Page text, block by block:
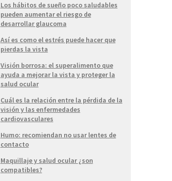
Los hábitos de sueño poco saludables
pueden aumentar el riesgo de
desarrollar glaucoma
Así es como el estrés puede hacer que
pierdas la vista
Visión borrosa: el superalimento que
ayuda a mejorar la vista y proteger la
salud ocular
Cuál es la relación entre la pérdida de la
visión y las enfermedades
cardiovasculares
Humo: recomiendan no usar lentes de
contacto
Maquillaje y salud ocular ¿son
compatibles?